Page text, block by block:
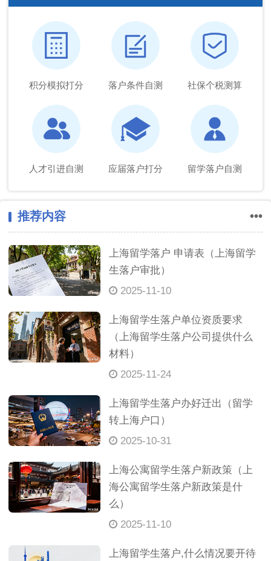
积分模拟打分 落户条件自测 社保个税测算
人才引进自测 应届落户打分 留学落户自测
推荐内容 •••
上海留学落户 申请表（上海留学
生落户审批）
2025-11-10
上海留学生落户单位资质要求
（上海留学生落户公司提供什么
材料）
2025-11-24
上海留学生落户办好迁出（留学
转上海户口）
2025-10-31
上海公寓留学生落户新政策（上
海公寓留学生落户新政策是什
么）
2025-11-10
上海留学生落户,什么情况要开待